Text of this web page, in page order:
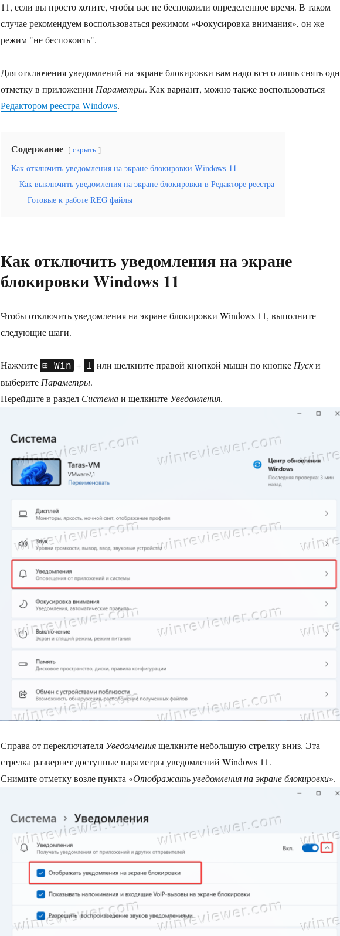
11, если вы просто хотите, чтобы вас не беспокоили определенное время. В таком
случае рекомендуем воспользоваться режимом «Фокусировка внимания», он же
режим "не беспокоить".
Для отключения уведомлений на экране блокировки вам надо всего лишь снять
отметку в приложении Параметры. Как вариант, можно также воспользоваться
Редактором реестра Windows.
Содержание скрыть
Как отключить уведомления на экране блокировки Windows 11
Как выключить уведомления на экране блокировки в Редакторе реестра
Готовые к работе REG файлы
Как отключить уведомления на экране
блокировки Windows 11
Чтобы отключить уведомления на экране блокировки Windows 11, выполните
следующие шаги.
Нажмите Win + I или щелкните правой кнопкой мыши по кнопкеПуски
выберитеПараметры.
Перейдите в раздел Системаи щелкните Уведомления.
Справа от переключателя Уведомлениящелкните небольшую стрелку вниз. Эта
стрелка развернет доступные параметры уведомлений Windows 11.
Снимите отметку возле пункта «Отображать уведомления на экране блокировки».